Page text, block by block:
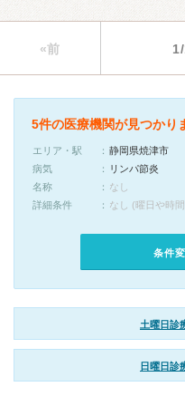
«前
5件の医療機関が見つかり
エリア・駅
静岡県焼津市
病気
リンパ節炎
名称
なし
詳細条件
なし (曜日や時
条件
土曜日診
日曜日診